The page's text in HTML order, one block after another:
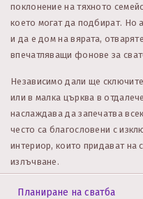
поклонение на тяхното
което могат да подбират. Но
и да е дом на вярата,
впечатляващи фонове за
Независимо дали ще
или в малка църква в
наслаждава да запечатва
често са благословени с
интериор, които придават на
излъчване.
Планиране на сватба